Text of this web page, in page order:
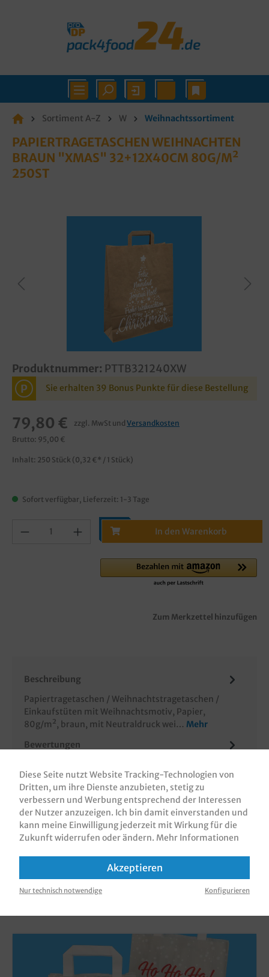
Sortiment A-Z W Weihnachtssortiment
PAPIERTRAGETASCHEN WEIHNACHTEN
BRAUN "XMAS" 32+12X40CM 80G/M²
250ST
Produktnummer: PTTB321240XW
P Sie erhalten 39 Bonus Punkte für diese Bestellung
79,80 € zzgl. MwSt und Versandkosten
Brutto: 95,00 €
Inhalt: 250 Stück (0,32 €* / 1 Stück)
Sofort verfügbar, Lieferzeit: 1-3 Tage
In den Warenkorb
Zum Merkzettel hinzufügen
Beschreibung
Papiertragetaschen / Weihnachtstragetaschen /
Einkaufstüten mit Weihnachtsmotiv, Papier,
80g/m², braun, mit Neutraldruck wei… Mehr
Bewertungen
HABEN, HABEN AUCH DIESE PRODUKTE
Diese Seite nutzt Website Tracking-Technologien von
Dritten, um ihre Dienste anzubieten, stetig zu
verbessern und Werbung entsprechend der Interessen
der Nutzer anzuzeigen. Ich bin damit einverstanden und
kann meine Einwilligung jederzeit mit Wirkung für die
Zukunft widerrufen oder ändern. Mehr Informationen
Akzeptieren
Nur technisch notwendige Konfigurieren